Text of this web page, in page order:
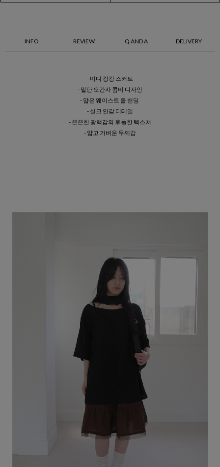
INFO REVIEW Q AND A DELIVERY
- 미디 캉캉 스커트
- 밑단 오간자 콤비 디자인
- 얇은 웨이스트 올 밴딩
- 실크 안감 디테일
- 은은한 광택감의 후들한 텍스쳐
- 얇고 가벼운 두께감